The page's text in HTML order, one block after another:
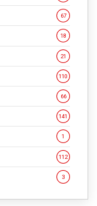
67
18
21
110
66
141
1
112
3